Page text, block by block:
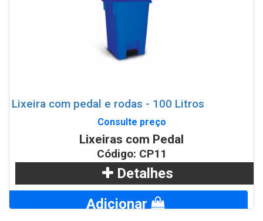
Lixeira com pedal e rodas - 100 Litros
Consulte preço
Lixeiras com Pedal
Código: CP11
Detalhes
Adicionar